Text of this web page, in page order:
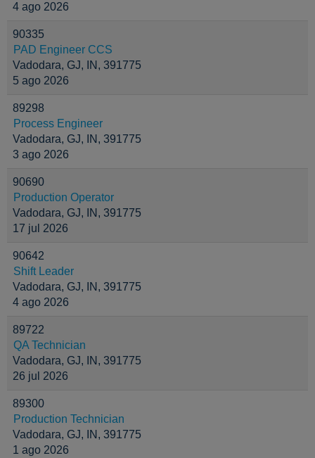
4 ago 2026
90335
PAD Engineer CCS
Vadodara, GJ, IN, 391775
5 ago 2026
89298
Process Engineer
Vadodara, GJ, IN, 391775
3 ago 2026
90690
Production Operator
Vadodara, GJ, IN, 391775
17 jul 2026
90642
Shift Leader
Vadodara, GJ, IN, 391775
4 ago 2026
89722
QA Technician
Vadodara, GJ, IN, 391775
26 jul 2026
89300
Production Technician
Vadodara, GJ, IN, 391775
1 ago 2026